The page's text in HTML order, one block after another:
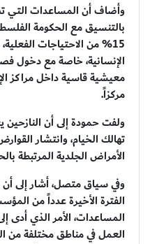
وأضاف أن المساعدات التي
15% من الاحتياجات
الإنسانية، خاصة مع دخول
مركزاً.
ولفت حمودة إلى أن
تهالك الخيام، وانتشار
الأمراض الجلدية المرتبطة
وفي سياق متصل، أشار إلى
الفترة الأخيرة عدداً من
المساعدات، الأمر الذي أدى
العمل في مناطق مختلفة من